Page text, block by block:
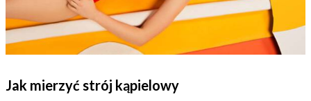
Jak mierzyć strój kąpielowy